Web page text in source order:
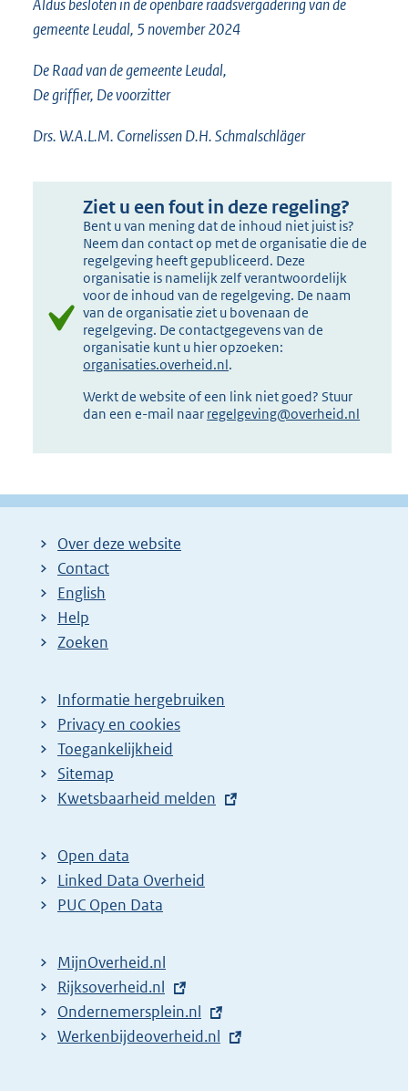
Aldus besloten in de openbare raadsvergadering van de
gemeente Leudal, 5 november 2024
De Raad van de gemeente Leudal,
De griffier, De voorzitter
Drs. W.A.L.M. Cornelissen D.H. Schmalschläger
Ziet u een fout in deze regeling?
Bent u van mening dat de inhoud niet juist is?
Neem dan contact op met de organisatie die de
regelgeving heeft gepubliceerd. Deze
organisatie is namelijk zelf verantwoordelijk
voor de inhoud van de regelgeving. De naam
van de organisatie ziet u bovenaan de
regelgeving. De contactgegevens van de
organisatie kunt u hier opzoeken:
organisaties.overheid.nl.
Werkt de website of een link niet goed? Stuur
dan een e-mail naar regelgeving@overheid.nl
Over deze website
Contact
English
Help
Zoeken
Informatie hergebruiken
Privacy en cookies
Toegankelijkheid
Sitemap
E
t
e
r
l
i
n
k
Kwetsbaarheid melden
Open data
Linked Data Overheid
PUC Open Data
MijnOverheid.nl
E
x
t
Rijksoverheid.nl
E
x
Ondernemersplein.nl
E
Werkenbijdeoverheid.nl